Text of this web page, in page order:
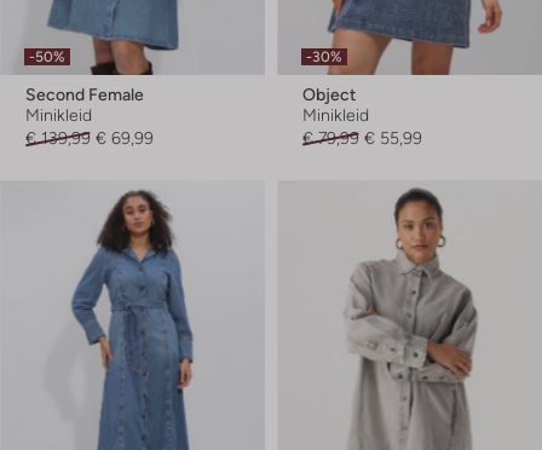
-50%
Second Female
Minikleid
€ 139,99 € 69,99
-30%
Object
Minikleid
€ 79,99 € 55,99